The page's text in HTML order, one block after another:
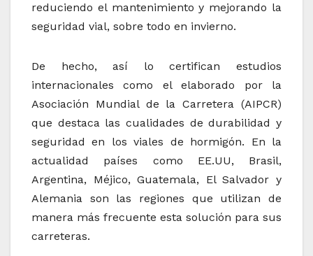
reduciendo el mantenimiento y mejorando la
seguridad vial, sobre todo en invierno.
De hecho, así lo certifican estudios
internacionales como el elaborado por la
Asociación Mundial de la Carretera (AIPCR)
que destaca las cualidades de durabilidad y
seguridad en los viales de hormigón. En la
actualidad países como EE.UU, Brasil,
Argentina, Méjico, Guatemala, El Salvador y
Alemania son las regiones que utilizan de
manera más frecuente esta solución para sus
carreteras.